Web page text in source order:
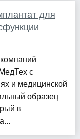
для
с
и медицинской
образец
в